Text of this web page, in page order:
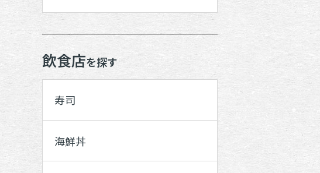
飲食店を探す
寿司
海鮮丼